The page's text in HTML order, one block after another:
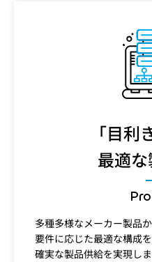
「目利
最適
多種多様なメーカー製品
要件に応じた最適な構成
確実な製品供給を実現しま